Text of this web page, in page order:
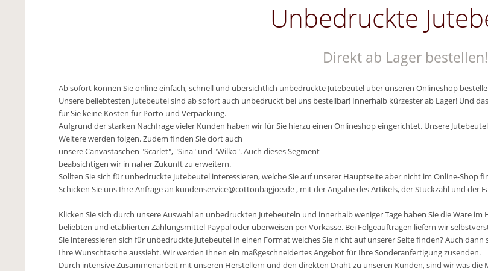
Unbedruckte
Direkt ab Lager bestellen!
Ab sofort können Sie online einfach, schnell und übersichtlich unbedruckte Jutebeutel über unseren Onlineshop
Unsere beliebtesten Jutebeutel sind ab sofort auch unbedruckt bei uns bestellbar! Innerhalb kürzester ab Lager! Und
für Sie keine Kosten für Porto und Verpackung.
Aufgrund der starken Nachfrage vieler Kunden haben wir für Sie hierzu einen Onlineshop eingerichtet. Unsere
Weitere werden folgen. Zudem finden Sie dort auch
unsere Canvastaschen "Scarlet", "Sina" und "Wilko". Auch dieses Segment
beabsichtigen wir in naher Zukunft zu erweitern.
Sollten Sie sich für unbedruckte Jutebeutel interessieren, welche Sie auf unserer Hauptseite aber nicht im Online-Shop
Schicken Sie uns Ihre Anfrage an kundenservice@cottonbagjoe.de , mit der Angabe des Artikels, der Stückzahl und
Klicken Sie sich durch unsere Auswahl an unbedruckten Jutebeuteln und innerhalb weniger Tage haben Sie die Ware
beliebten und etablierten Zahlungsmittel Paypal oder überweisen per Vorkasse. Bei Folgeaufträgen liefern wir
Sie interessieren sich für unbedruckte Jutebeutel in einen Format welches Sie nicht auf unserer Seite finden? Auch
Ihre Wunschtasche aussieht. Wir werden Ihnen ein maßgeschneidertes Angebot für Ihre Sonderanfertigung zusenden.
Durch intensive Zusammenarbeit mit unseren Herstellern und den direkten Draht zu unseren Kunden, sind wir was